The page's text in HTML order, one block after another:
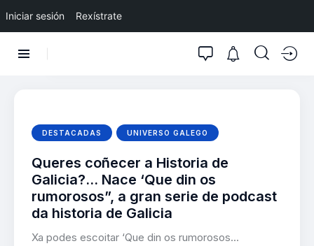
Iniciar sesión Rexístrate
DESTACADAS UNIVERSO GALEGO
Queres coñecer a Historia de
Galicia?… Nace ‘Que din os
rumorosos”, a gran serie de podcast
da historia de Galicia
Xa podes escoitar ‘Que din os rumorosos...